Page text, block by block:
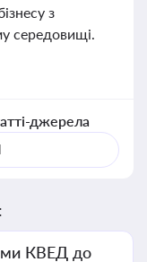
з
середовищі.
джерела
КВЕД до